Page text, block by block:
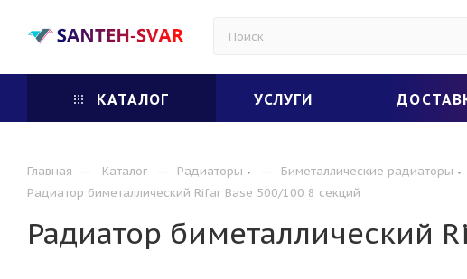
КАТАЛОГ УСЛУГИ
Главная — Каталог — Радиаторы — Биметаллические радиаторы
Радиатор биметаллический Rifar Base 500/100 8 секций
Радиатор биметаллический